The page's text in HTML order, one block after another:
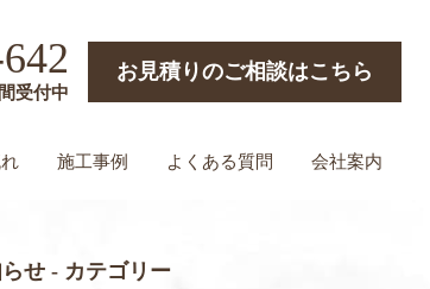
施工事例 よくある質問 会社案内
受付中
お見積りのご相談はこちら
せ - カテゴリー